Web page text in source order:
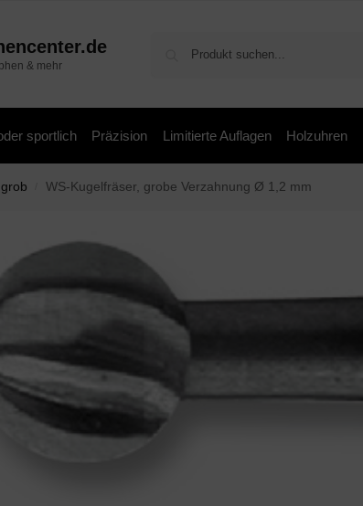
& mehr
sportlich Präzision Limitierte Auflagen Holzuhren
WS-Kugelfräser, grobe Verzahnung Ø 1,2 mm